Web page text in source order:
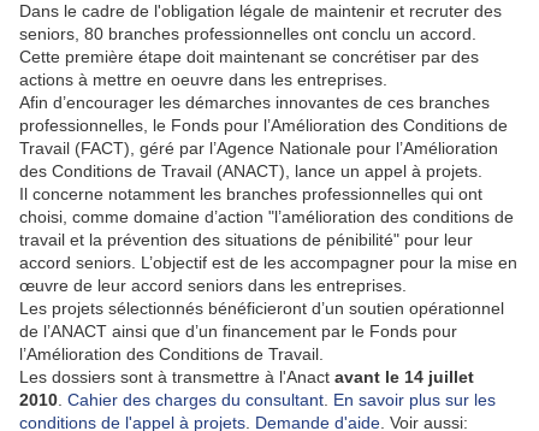
Dans le cadre de l'obligation légale de maintenir et recruter des
seniors, 80 branches professionnelles ont conclu un accord.
Cette première étape doit maintenant se concrétiser par des
actions à mettre en oeuvre dans les entreprises.
Afin d’encourager les démarches innovantes de ces branches
professionnelles, le Fonds pour l’Amélioration des Conditions de
Travail (FACT), géré par l’Agence Nationale pour l’Amélioration
des Conditions de Travail (ANACT), lance un appel à projets.
Il concerne notamment les branches professionnelles qui ont
choisi, comme domaine d’action "l’amélioration des conditions de
travail et la prévention des situations de pénibilité" pour leur
accord seniors. L’objectif est de les accompagner pour la mise en
œuvre de leur accord seniors dans les entreprises.
Les projets sélectionnés bénéficieront d’un soutien opérationnel
de l’ANACT ainsi que d’un financement par le Fonds pour
l’Amélioration des Conditions de Travail.
Les dossiers sont à transmettre à l'Anact avant le 14 juillet
2010 Cahier des charges du consultant En savoir plus sur les
conditions de l'appel à projets Demande d'aide . Voir aussi: